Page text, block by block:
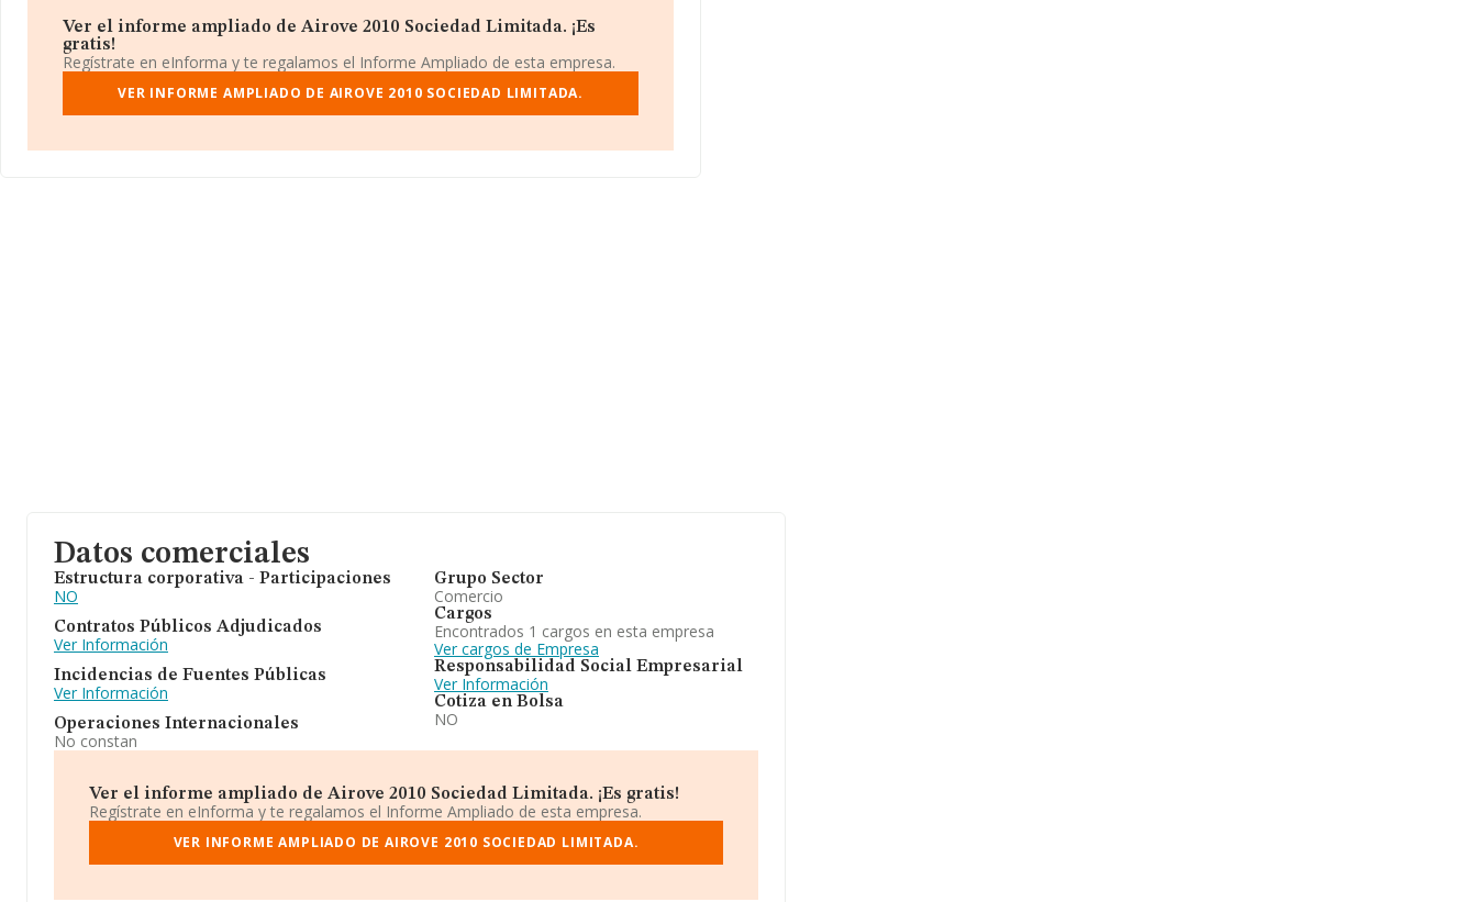
La compañía
Airove 2010 Sociedad Limitada
, NIF B04872552, tiene su domicilio social
establecido en Calle Huercal Overa núm. 12 Piso 3 B, (04713), Balanegra, en Almería,
Andalucía.
En relación con el sector y disponiendo de los datos de hasta 15.491 empresas, a nivel
facturación de ventas entre todas las compañías asciende a los 1 millón de euros. Como
Ver el informe ampliado de Airove 2010 Sociedad Limitada. ¡Es
gratis!
Regístrate en eInforma y te regalamos el Informe Ampliado de esta empresa.
VER INFORME AMPLIADO DE AIROVE 2010 SOCIEDAD LIMITADA.
Datos comerciales
Estructura corporativa - Participaciones
NO
Contratos Públicos Adjudicados
Ver Información
Incidencias de Fuentes Públicas
Ver Información
Operaciones Internacionales
No constan
Grupo Sector
Comercio
Cargos
Encontrados 1 cargos en esta empresa
Ver cargos de Empresa
Responsabilidad Social Empresarial
Ver Información
Cotiza en Bolsa
NO
Ver el informe ampliado de Airove 2010 Sociedad Limitada. ¡Es gratis!
Regístrate en eInforma y te regalamos el Informe Ampliado de esta empresa.
VER INFORME AMPLIADO DE AIROVE 2010 SOCIEDAD LIMITADA.